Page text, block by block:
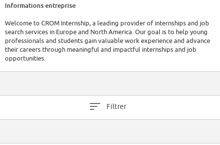
Informations entreprise
Welcome to CROM Internship, a leading provider of internships and job
search services in Europe and North America. Our goal is to help young
professionals and students gain valuable work experience and advance
their careers through meaningful and impactful internships and job
opportunities.
Filtrer